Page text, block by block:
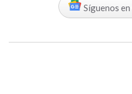
Síguenos en